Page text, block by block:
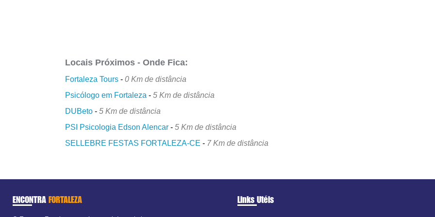
Locais Próximos - Onde Fica:
Fortaleza Tours -0 Km de distância
Psicólogo em Fortaleza -5 Km de distância
DUBeto -5 Km de distância
PSI Psicologia Edson Alencar -5 Km de distância
SELLEBRE FESTAS FORTALEZA-CE - 7 Km de distância
ENCONTRA FORTALEZA Links Utéis